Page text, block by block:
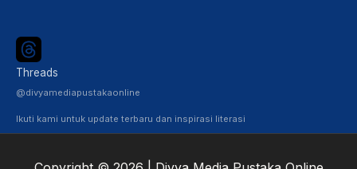
Threads
@divyamediapustakaonline
Ikuti kami untuk update terbaru dan inspirasi literasi